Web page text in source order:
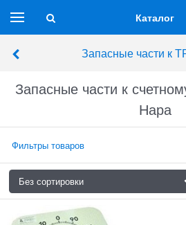
Каталог
Запасные части к
Запасные части к
Нара
Фильтры товаров